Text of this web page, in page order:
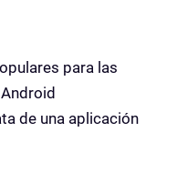
para las
de una aplicación